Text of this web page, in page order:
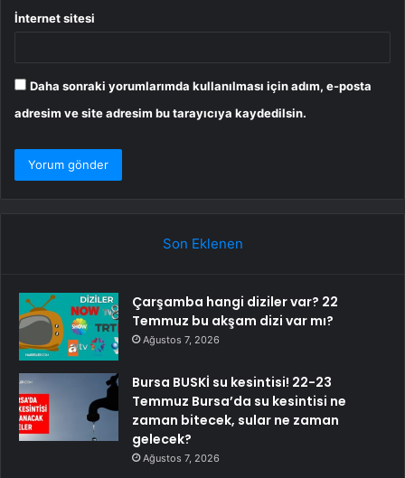
İnternet sitesi
Daha sonraki yorumlarımda kullanılması için adım, e-posta
adresim ve site adresim bu tarayıcıya kaydedilsin.
Son Eklenen
Çarşamba hangi diziler var? 22
Temmuz bu akşam dizi var mı?
Ağustos 7, 2026
Bursa BUSKİ su kesintisi! 22-23
Temmuz Bursa’da su kesintisi ne
zaman bitecek, sular ne zaman
gelecek?
Ağustos 7, 2026